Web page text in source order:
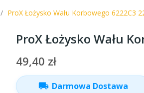
ProX Łożysko Wału Korbowego 6222C3
ProX Łożysko Wału
49,40 zł
local_shipping Darmowa Dostawa